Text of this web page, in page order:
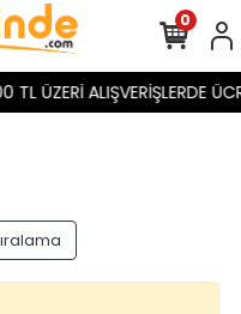
TL ÜZERİ ALIŞVERİŞLERDE
0